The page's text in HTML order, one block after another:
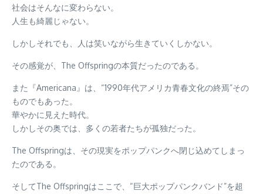
社会はそんなに変わらない。
人生も綺麗じゃない。
しかしそれでも、人は笑いながら生きていくしかない。
その感覚が、The Offspringの本質だったのである。
また『Americana』は、“1990年代アメリカ青春文化の終焉”その
ものでもあった。
華やかに見えた時代。
しかしその奥では、多くの若者たちが孤独だった。
The Offspringは、その現実をポップパンクへ閉じ込めてしまっ
たのである。
そしてThe Offspringはここで、“巨大ポップパンクバンド”を超